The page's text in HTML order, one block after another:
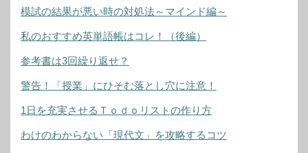
模試の結果が悪い時の対処法～マインド編～
私のおすすめ英単語帳はコレ！（後編）
参考書は3回繰り返せ？
警告！「授業」にひそむ落とし穴に注意！
1日を充実させるＴｏｄｏリストの作り方
わけのわからない「現代文」を攻略するコツ